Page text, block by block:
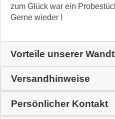
zum Glück war ein
Gerne wieder !
Vorteile unserer
Versandhinweise
Persönlicher Kontakt